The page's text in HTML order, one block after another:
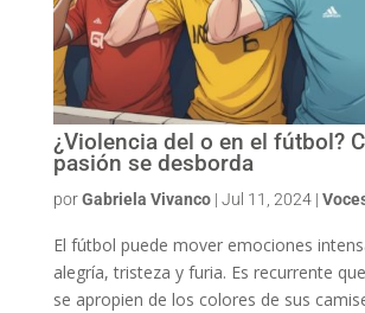
¿Violencia del o en el fútbol?
pasión se desborda
porGabriela Vivanco| Jul 11, 2024|
El fútbol puede mover emociones
alegría, tristeza y furia. Es recurrente
se apropien de los colores de sus